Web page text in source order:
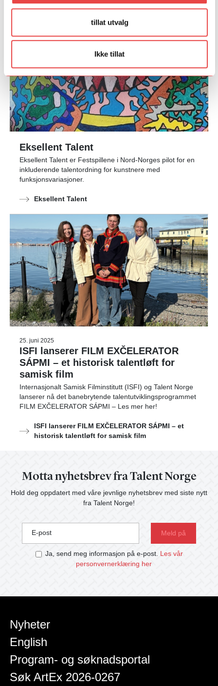
tillat utvalg
Ikke tillat
Kilden Diligens
Eksellent Talent
Eksellent Talent er Festspillene i Nord-Norges pilot for en
inkluderende talentordning for kunstnere med
funksjonsvariasjoner.
Eksellent Talent
25. juni 2025
ISFI lanserer FILM EXČELERATOR
SÁPMI – et historisk talentløft for
samisk film
Internasjonalt Samisk Filminstitutt (ISFI) og Talent Norge
lanserer nå det banebrytende talentutviklingsprogrammet
FILM EXČELERATOR SÁPMI – Les mer her!
ISFI lanserer FILM EXČELERATOR SÁPMI – et
historisk talentløft for samisk film
Motta nyhetsbrev fra Talent Norge
Hold deg oppdatert med våre jevnlige nyhetsbrev med siste nytt
fra Talent Norge!
E-post
Ja, send meg informasjon på e-post. Les vår
personvernerklæring her
Nyheter
English
Program- og søknadsportal
Søk ArtEx 2026-0267